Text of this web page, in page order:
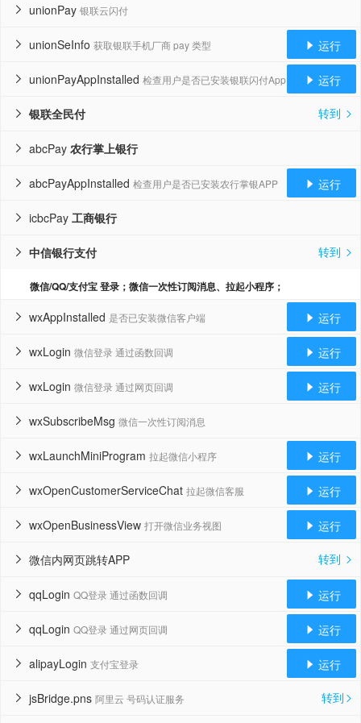
unionPay 银联云闪付

unionSeInfo 获取银联手机厂商 pay 类型
  运行
unionPayAppInstalled 检查用户是否已安装银联闪付App
  运行
银联全民付
 转到 
abcPay 农行掌上银行

abcPayAppInstalled 检查用户是否已安装农行掌银APP
  运行
icbcPay 工商银行

中信银行支付
 转到 
微信/QQ/支付宝 登录；微信一次性订阅消息、拉起小程序；
wxAppInstalled 是否已安装微信客户端
  运行
wxLogin 微信登录 通过函数回调
  运行
wxLogin 微信登录 通过网页回调
  运行
wxSubscribeMsg 微信一次性订阅消息

wxLaunchMiniProgram 拉起微信小程序
  运行
wxOpenCustomerServiceChat 拉起微信客服
  运行
wxOpenBusinessView 打开微信业务视图
  运行
微信内网页跳转APP
 转到 
qqLogin QQ登录 通过函数回调
  运行
qqLogin QQ登录 通过网页回调
  运行
alipayLogin 支付宝登录
  运行
jsBridge.pns 阿里云 号码认证服务
 转到 